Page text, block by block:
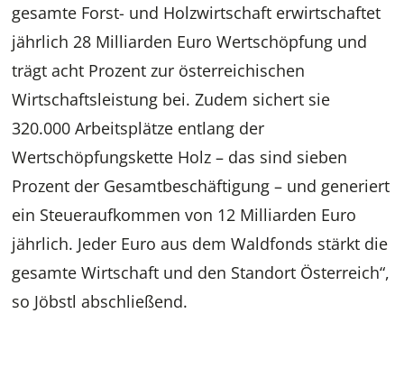
gesamte Forst- und Holzwirtschaft erwirtschaftet
jährlich 28 Milliarden Euro Wertschöpfung und
trägt acht Prozent zur österreichischen
Wirtschaftsleistung bei. Zudem sichert sie
320.000 Arbeitsplätze entlang der
Wertschöpfungskette Holz – das sind sieben
Prozent der Gesamtbeschäftigung – und generiert
ein Steueraufkommen von 12 Milliarden Euro
jährlich. Jeder Euro aus dem Waldfonds stärkt die
gesamte Wirtschaft und den Standort Österreich“,
so Jöbstl abschließend.